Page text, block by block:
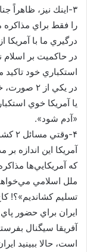
۳-اينك نيز، ظاهراً
را فقط براي
در حاكميت بر اسلام
استكباري خود
در يكي از
‌یا آمريكا خوي
«آدم شود».
۴-
آمريكا اين اندازه
كه آمريكايي‌ها
ملل اسلامي
تسليم كشانديم»؟!
ايران براي حضور
آفريقا سيگنال